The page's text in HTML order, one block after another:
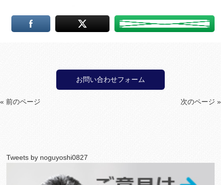
お問い合わせフォーム
« 前のページ 次のページ »
Tweets by noguyoshi0827